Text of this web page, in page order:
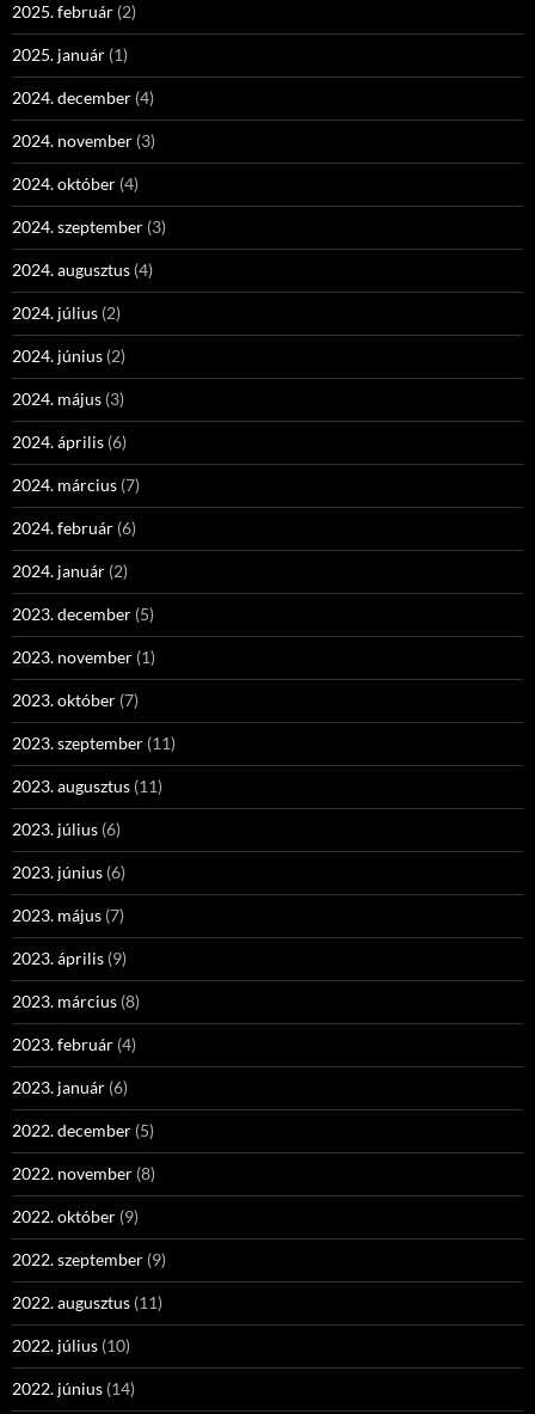
2025. február (2)
2025. január (1)
2024. december (4)
2024. november (3)
2024. október (4)
2024. szeptember (3)
2024. augusztus (4)
2024. július (2)
2024. június (2)
2024. május (3)
2024. április (6)
2024. március (7)
2024. február (6)
2024. január (2)
2023. december (5)
2023. november (1)
2023. október (7)
2023. szeptember (11)
2023. augusztus (11)
2023. július (6)
2023. június (6)
2023. május (7)
2023. április (9)
2023. március (8)
2023. február (4)
2023. január (6)
2022. december (5)
2022. november (8)
2022. október (9)
2022. szeptember (9)
2022. augusztus (11)
2022. július (10)
2022. június (14)